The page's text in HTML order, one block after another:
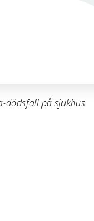
dödsfall på sjukhus